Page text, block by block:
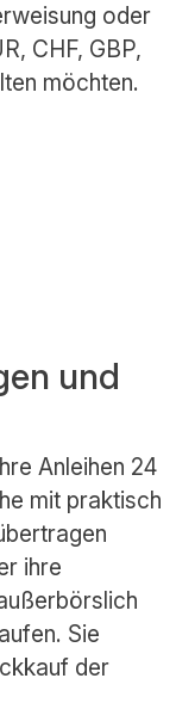
oder
CHF, GBP,
möchten.
und
Anleihen 24
mit praktisch
ihre
Sie
der